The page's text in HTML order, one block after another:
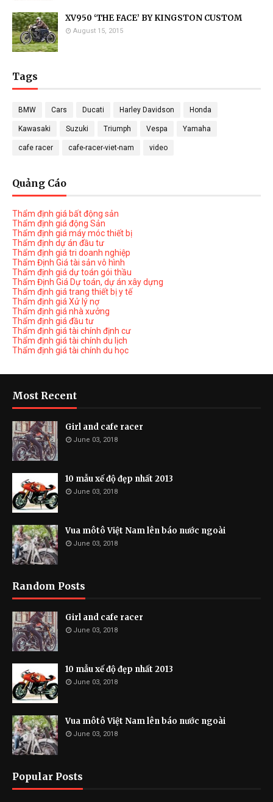
XV950 ‘THE FACE’ BY KINGSTON CUSTOM
August 15, 2015
Tags
BMW Cars Ducati Harley Davidson Honda
Kawasaki Suzuki Triumph Vespa Yamaha
cafe racer cafe-racer-viet-nam video
Quảng Cáo
Thẩm định giá bất động sản
Thẩm định giá động Sản
Thẩm định giá máy móc thiết bị
Thẩm định dự án đầu tư
Thẩm định giá tri doanh nghiệp
Thẩm Định Giá tài sản vô hình
Thẩm định giá dự toán gói thầu
Thẩm Định Giá Dự toán, dự án xây dựng
Thẩm định giá trang thiết bị y tế
Thẩm định giá Xử lý nợ
Thẩm định giá nhà xưởng
Thẩm định giá đầu tư
Thẩm định giá tài chính định cư
Thẩm định giá tài chính du lịch
Thẩm định giá tài chính du học
Most Recent
Girl and cafe racer
June 03, 2018
10 mẫu xế độ đẹp nhất 2013
June 03, 2018
Vua môtô Việt Nam lên báo nước ngoài
June 03, 2018
Random Posts
Girl and cafe racer
June 03, 2018
10 mẫu xế độ đẹp nhất 2013
June 03, 2018
Vua môtô Việt Nam lên báo nước ngoài
June 03, 2018
Popular Posts